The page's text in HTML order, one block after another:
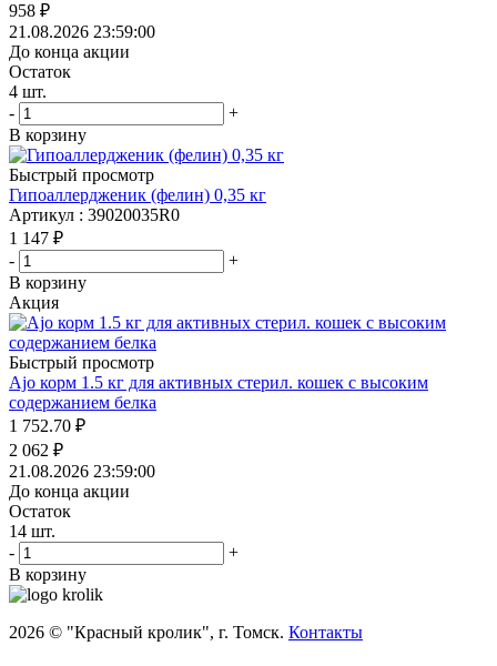
958 ₽
21.08.2026 23:59:00
До конца акции
Остаток
4 шт.
-
+
В корзину
Быстрый просмотр
Гипоаллердженик (фелин) 0,35 кг
Артикул : 39020035R0
1 147 ₽
-
+
В корзину
Акция
Быстрый просмотр
Ajo корм 1.5 кг для активных стерил. кошек с высоким
содержанием белка
1 752.70 ₽
2 062 ₽
21.08.2026 23:59:00
До конца акции
Остаток
14 шт.
-
+
В корзину
2026 © "Красный кролик", г. Томск. Контакты